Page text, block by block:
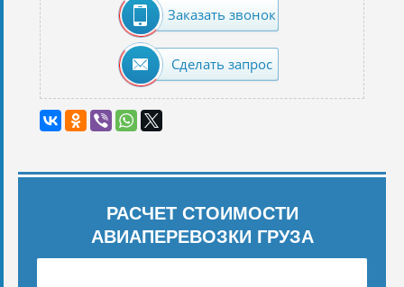
Заказать звонок
Сделать запрос
РАСЧЕТ СТОИМОСТИ
АВИАПЕРЕВОЗКИ ГРУЗА